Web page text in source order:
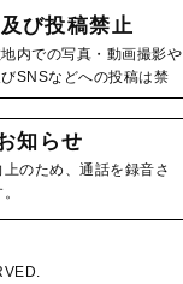
び投稿禁止
内での写真・動画撮影や
SNSなどへの投稿は禁
知らせ
のため、通話を録音さ